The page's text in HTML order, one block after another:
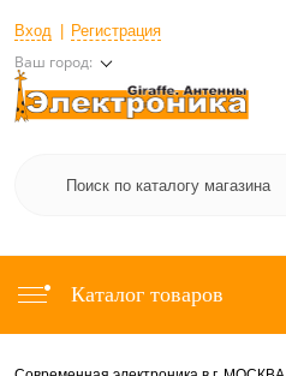
Вход Регистрация
Ваш город:
Каталог товаров